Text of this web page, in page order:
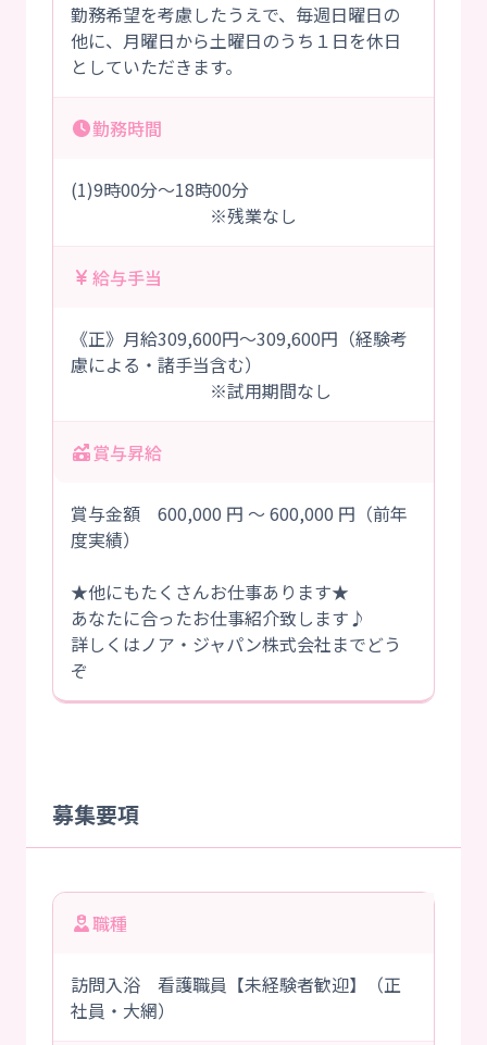
勤務希望を考慮したうえで、毎週日曜日の
他に、月曜日から土曜日のうち１日を休日
としていただきます。
勤務時間
(1)9時00分～18時00分
※残業なし
給与手当
《正》月給309,600円～309,600円（経験考
慮による・諸手当含む）
※試用期間なし
賞与昇給
賞与金額 600,000 円 ～ 600,000 円（前年
度実績）
★他にもたくさんお仕事あります★
あなたに合ったお仕事紹介致します♪
詳しくはノア・ジャパン株式会社までどう
ぞ
募集要項
職種
訪問入浴 看護職員【未経験者歓迎】（正
社員・大網）